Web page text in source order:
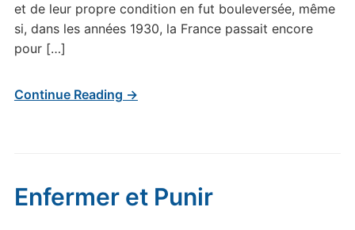
et de leur propre condition en fut bouleversée, même
si, dans les années 1930, la France passait encore
pour […]
Continue Reading →
Enfermer et Punir